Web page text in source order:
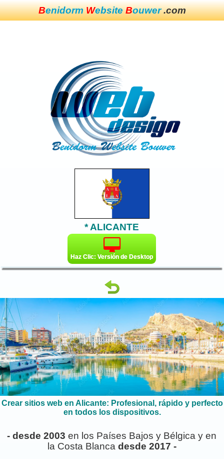
Benidorm Website Bouwer .com
* ALICANTE
Haz Clic: Versión de Desktop
Crear sitios web en Alicante: Profesional, rápido y perfecto
en todos los dispositivos.
- desde 2003en los Países Bajos y Bélgica y en
la Costa Blanca desde 2017 -